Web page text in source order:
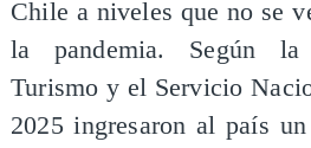
Chile a niveles que no se
la pandemia. Según la
Turismo y el Servicio
2025 ingresaron al país